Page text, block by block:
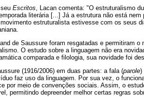
Escritos, Lacan comenta: "O estruturalismo
literária [...] Já a estrutura não está
estruturalista estivesse com os seus
de Saussure foram resgatadas e permitiram
O estudo sobre a linguagem não era
comparada e filologia, sua novidade foi
(1916/2006) em duas partes: a fala (parole)
faz uso da linguagem. Por sua vez, o
por meio de convenções sociais. Assim, o
permitindo depreender melhor certas regras